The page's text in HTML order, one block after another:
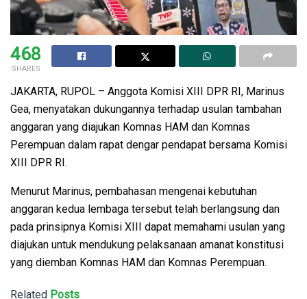
468
SHARES
JAKARTA, RUPOL – Anggota Komisi XIII DPR RI, Marinus
Gea, menyatakan dukungannya terhadap usulan tambahan
anggaran yang diajukan Komnas HAM dan Komnas
Perempuan dalam rapat dengar pendapat bersama Komisi
XIII DPR RI.
Menurut Marinus, pembahasan mengenai kebutuhan
anggaran kedua lembaga tersebut telah berlangsung dan
pada prinsipnya Komisi XIII dapat memahami usulan yang
diajukan untuk mendukung pelaksanaan amanat konstitusi
yang diemban Komnas HAM dan Komnas Perempuan.
Related Posts